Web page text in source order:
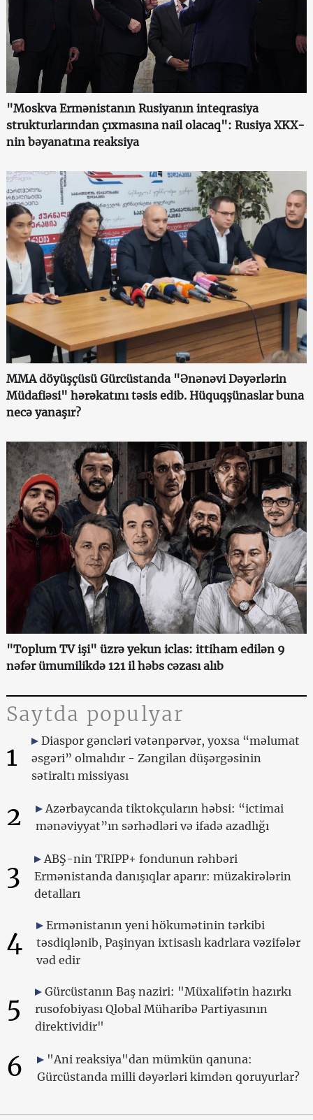
"Moskva Ermənistanın Rusiyanın inteqrasiya
strukturlarından çıxmasına nail olacaq": Rusiya XKX-
nin bəyanatına reaksiya
MMA döyüşçüsü Gürcüstanda "Ənənəvi Dəyərlərin
Müdafiəsi" hərəkatını təsis edib. Hüquqşünaslar buna
necə yanaşır?
"Toplum TV işi" üzrə yekun iclas: ittiham edilən 9
nəfər ümumilikdə 121 il həbs cəzası alıb
Saytda populyar
1
Diaspor gəncləri vətənpərvər, yoxsa “məlumat
əsgəri” olmalıdır - Zəngilan düşərgəsinin
sətiraltı missiyası
2
Azərbaycanda tiktokçuların həbsi: “ictimai
mənəviyyat”ın sərhədləri və ifadə azadlığı
3
ABŞ-nin TRIPP+ fondunun rəhbəri
Ermənistanda danışıqlar aparır: müzakirələrin
detalları
4
Ermənistanın yeni hökumətinin tərkibi
təsdiqlənib, Paşinyan ixtisaslı kadrlara vəzifələr
vəd edir
5
Gürcüstanın Baş naziri: "Müxalifətin hazırkı
rusofobiyası Qlobal Müharibə Partiyasının
direktividir"
6
"Ani reaksiya"dan mümkün qanuna:
Gürcüstanda milli dəyərləri kimdən qoruyurlar?